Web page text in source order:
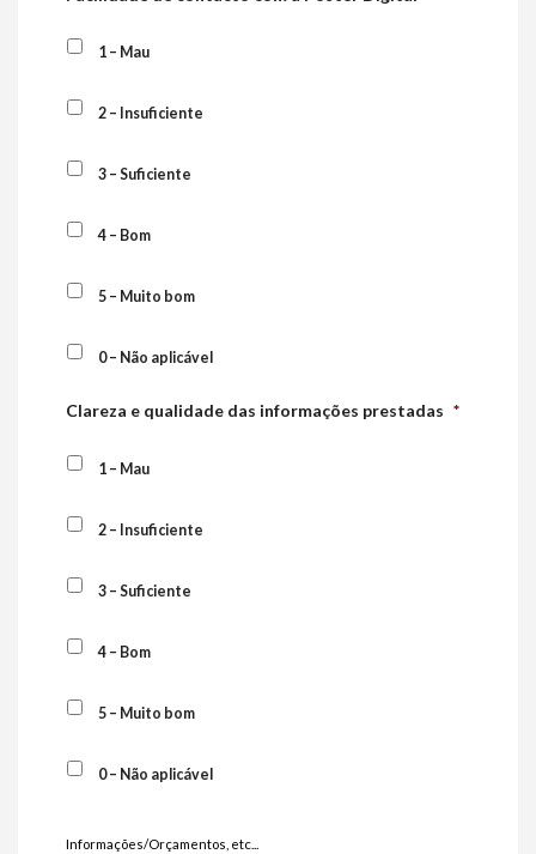
1 – Mau
2 – Insuficiente
3 – Suficiente
4 – Bom
5 – Muito bom
0 – Não aplicável
Clareza e qualidade das informações prestadas *
1 – Mau
2 – Insuficiente
3 – Suficiente
4 – Bom
5 – Muito bom
0 – Não aplicável
Informações/Orçamentos, etc...